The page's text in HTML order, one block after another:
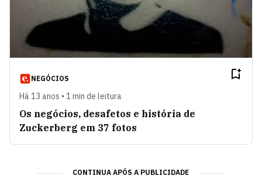
NEGÓCIOS
Há 13 anos • 1 min de leitura
Os negócios, desafetos e história de
Zuckerberg em 37 fotos
CONTINUA APÓS A PUBLICIDADE